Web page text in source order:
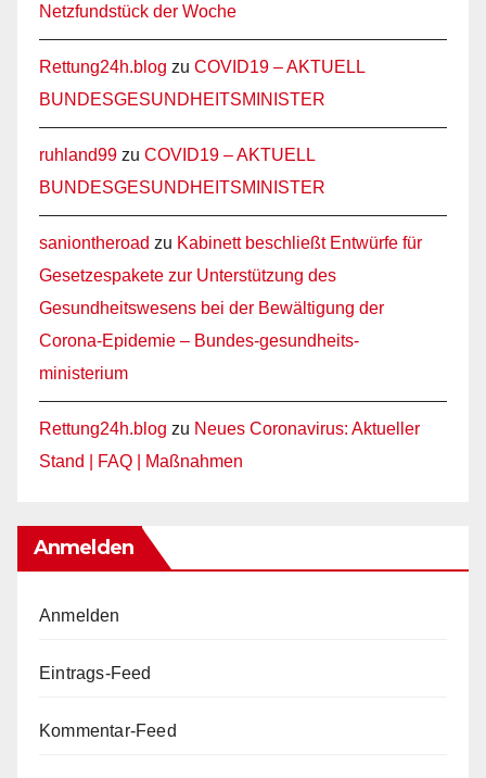
Netzfundstück der Woche
Rettung24h.blog zu COVID19 – AKTUELL
BUNDESGESUNDHEITSMINISTER
ruhland99 zu COVID19 – AKTUELL
BUNDESGESUNDHEITSMINISTER
saniontheroad zu Kabinett beschließt Entwürfe für
Gesetzespakete zur Unterstützung des
Gesundheitswesens bei der Bewältigung der
Corona-Epidemie – Bundes-gesundheits-
ministerium
Rettung24h.blog zu Neues Coronavirus: Aktueller
Stand | FAQ | Maßnahmen
Anmelden
Anmelden
Eintrags-Feed
Kommentar-Feed